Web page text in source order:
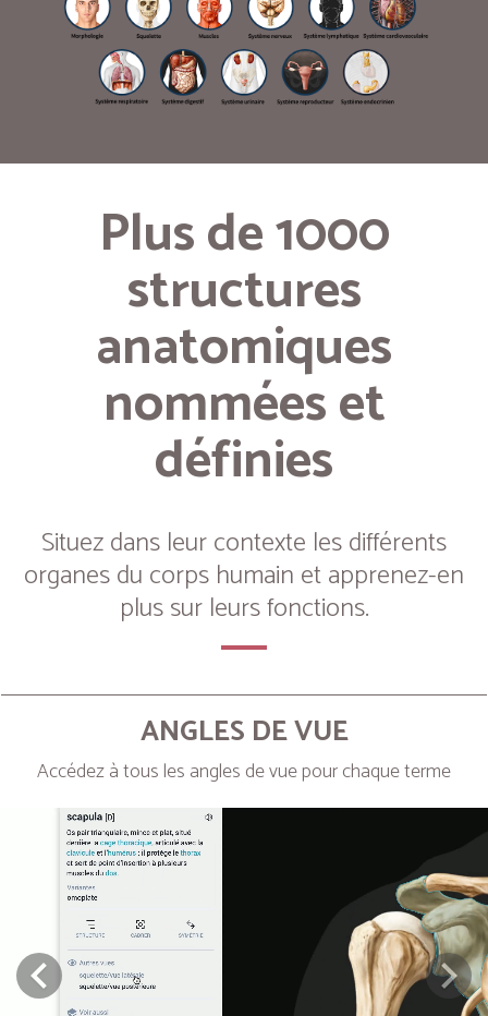
Plus de 1000
structures
anatomiques
nommées et
définies
Situez dans leur contexte les différents
organes du corps humain et apprenez-en
plus sur leurs fonctions.
ANGLES DE VUE
Accédez à tous les angles de vue pour chaque terme